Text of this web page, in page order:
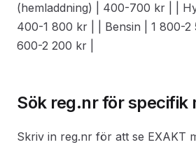
(hemladdning) | 400-700 kr | |
400-1 800 kr | | Bensin | 1 800-2
600-2 200 kr |
Sök reg.nr för specifik
Skriv in reg.nr för att se EXAKT